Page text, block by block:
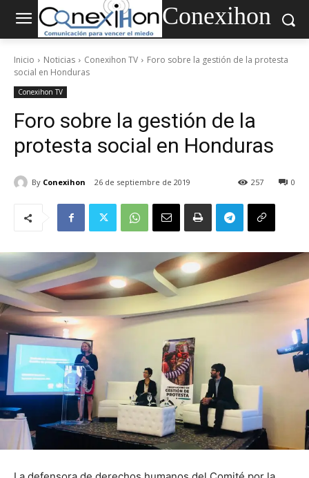
Conexihon
Inicio Noticias Conexihon TV
Foro sobre la gestión de la protesta
social en Honduras
Conexihon TV
Foro sobre la gestión de la
protesta social en Honduras
By Conexihon 26 de septiembre de 2019 0
257